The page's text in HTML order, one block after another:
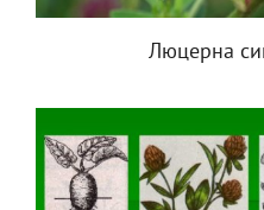
Люцерна